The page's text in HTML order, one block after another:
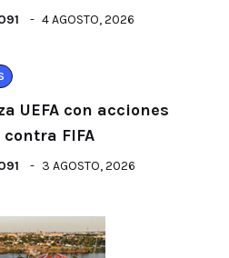
4 AGOSTO, 2026
UEFA con acciones
FIFA
3 AGOSTO, 2026